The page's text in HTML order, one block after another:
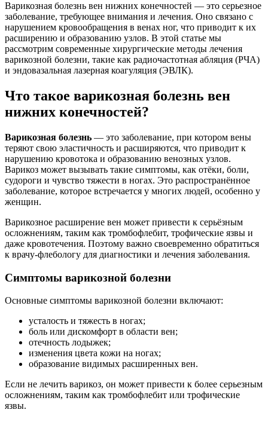
Варикозная болезнь вен нижних конечностей — это серьезное
заболевание, требующее внимания и лечения. Оно связано с
нарушением кровообращения в венах ног, что приводит к их
расширению и образованию узлов. В этой статье мы
рассмотрим современные хирургические методы лечения
варикозной болезни, такие как радиочастотная абляция (РЧА)
и эндовазальная лазерная коагуляция (ЭВЛК).
Что такое варикозная болезнь вен
нижних конечностей?
Варикозная болезнь — это заболевание, при котором вены
теряют свою эластичность и расширяются, что приводит к
нарушению кровотока и образованию венозных узлов.
Варикоз может вызывать такие симптомы, как отёки, боли,
судороги и чувство тяжести в ногах. Это распространённое
заболевание, которое встречается у многих людей, особенно у
женщин.
Варикозное расширение вен может привести к серьёзным
осложнениям, таким как тромбофлебит, трофические язвы и
даже кровотечения. Поэтому важно своевременно обратиться
к врачу-флебологу для диагностики и лечения заболевания.
Симптомы варикозной болезни
Основные симптомы варикозной болезни включают:
усталость и тяжесть в ногах;
боль или дискомфорт в области вен;
отечность лодыжек;
изменения цвета кожи на ногах;
образование видимых расширенных вен.
Если не лечить варикоз, он может привести к более серьезным
осложнениям, таким как тромбофлебит или трофические
язвы.